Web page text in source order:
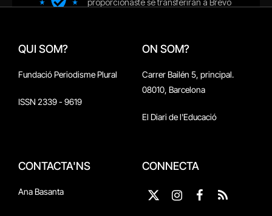
QUI SOM?
Fundació Periodisme Plural
ISSN 2339 - 9619
ON SOM?
Carrer Bailén 5, principal.
08010, Barcelona
El Diari de l'Educació
CONTACTA'NS
Ana Basanta
CONNECTA
X
Instagram
Facebook
RSS